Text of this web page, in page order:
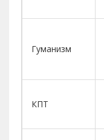
Гуманизм
КПТ